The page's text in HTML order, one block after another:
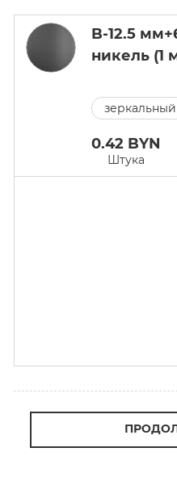
B-12.5
никель (1
0.42 BYN
Штука